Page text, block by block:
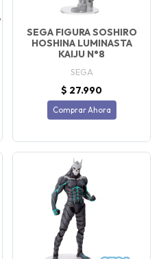
SEGA FIGURA SOSHIRO
HOSHINA LUMINASTA
KAIJU N°8
SEGA
$ 27.990
Comprar Ahora